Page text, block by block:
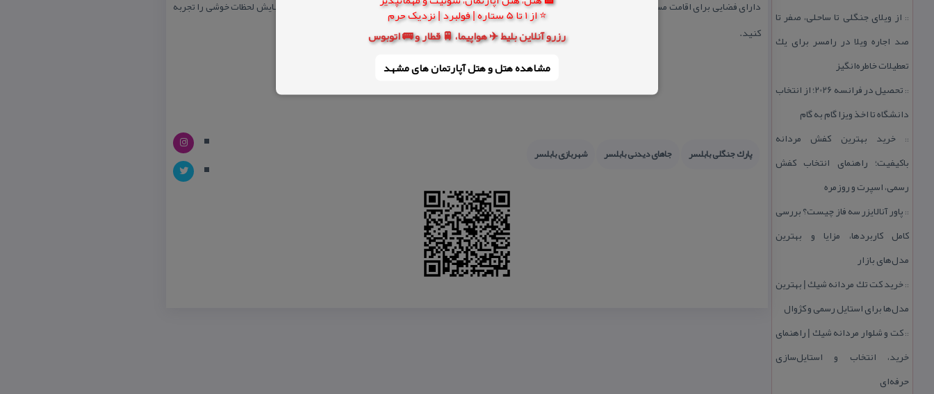
⭐ از 1 تا 5 ستاره | فولبرد | نزدیک حرم
رزرو آنلاین بلیط ✈️ هواپیما، 🚆 قطار و 🚌 اتوبوس
مشاهده هتل و هتل‌ آپارتمان های مشهد
:: از ویلای جنگلی تا ساحلی، صفر تا
صد اجاره ویلا در رامسر برای یك
تعطیلات خاطره‌انگیز
::
تحصیل در فرانسه 2026؛ از انتخاب
دانشگاه تا اخذ ویزا گام به گام
::خرید بهترین كفش مردانه
باكیفیت؛ راهنمای انتخاب كفش
رسمی، اسپرت و روزمره
:: پاور آنالایزر سه فاز چیست؟ بررسی
كامل كاربردها، مزایا و بهترین
مدل‌های بازار
::خرید كت تك مردانه شیك | بهترین
مدل‌ها برای استایل رسمی و كژوال
::كت و شلوار مردانه شیك | راهنمای
خرید، انتخاب و استایل‌سازی
حرفه‌ای
دارای فضایی برای اقامت مسافران با امكانات نامبرده در فوق است كه شما می توانید در كنار این رودخانه با درخت های كهن سال و زیبایش لحظات خوشی را تجربه
كنید.
پارك جنگلی بابلسر جاهای دیدنی بابلسر شهربازی بابلسر